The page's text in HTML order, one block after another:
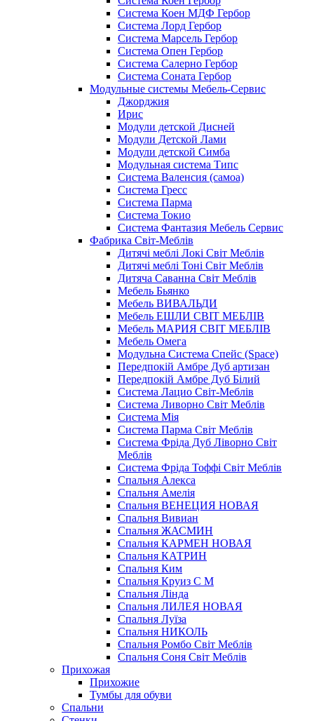
Система Коен МДФ Гербор
Система Лорд Гербор
Система Марсель Гербор
Система Опен Гербор
Система Салерно Гербор
Система Соната Гербор
Модульные системы Мебель-Сервис
Джорджия
Ирис
Модули детской Дисней
Модули Детской Лами
Модули детской Симба
Модульная система Типс
Система Валенсия (самоа)
Система Гресс
Система Парма
Система Токио
Система Фантазия Мебель Сервис
Фабрика Світ-Меблів
Дитячі меблі Локі Світ Меблів
Дитячі меблі Тоні Світ Меблів
Дитяча Саванна Світ Меблів
Мебель Бьянко
Мебель ВИВАЛЬДИ
Мебель ЕШЛИ СВІТ МЕБЛІВ
Мебель МАРИЯ СВІТ МЕБЛІВ
Мебель Омега
Модульна Cистема Спейс (Space)
Передпокій Амбре Дуб артизан
Передпокій Амбре Дуб Білий
Система Лацио Світ-Меблів
Система Ливорно Світ Меблів
Система Мія
Система Парма Свiт Меблiв
Система Фріда Дуб Ліворно Світ
Меблів
Система Фріда Тоффі Світ Меблів
Спальня Алекса
Спальня Амелія
Спальня ВЕНЕЦИЯ НОВАЯ
Спальня Вивиан
Спальня ЖАСМИН
Спальня КАРМЕН НОВАЯ
Спальня КАТРИН
Спальня Ким
Спальня Круиз С М
Спальня Лінда
Спальня ЛИЛЕЯ НОВАЯ
Спальня Луїза
Спальня НИКОЛЬ
Спальня Ромбо Світ Меблів
Спальня Соня Світ Меблів
Прихожая
Прихожие
Тумбы для обуви
Спальни